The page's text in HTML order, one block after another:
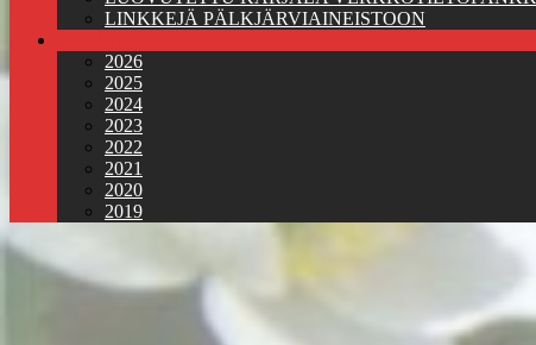
LINKKEJÄ PÄLKJÄRVIAINEISTOON
2026
2025
2024
2023
2022
2021
2020
2019